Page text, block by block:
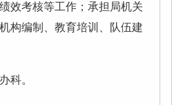
效考核等工作；承担局机关
构编制、教育培训、队伍建
科。